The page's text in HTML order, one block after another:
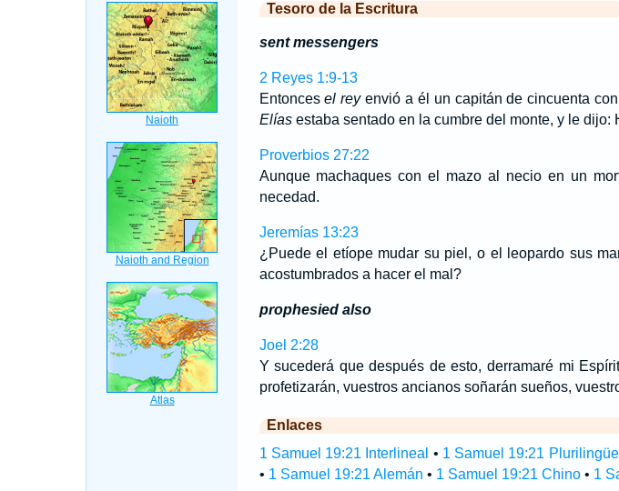
Tesoro de la Escritura
sent messengers
2 Reyes 1:9-13
Entoncesel reyenvió a él un capitán de cincuenta
Elíasestaba sentado en la cumbre del monte, y le
Proverbios 27:22
Aunque machaques con el mazo al necio en un
necedad.
Jeremías 13:23
¿Puede el etíope mudar su piel, o el leopardo sus
acostumbrados a hacer el mal?
prophesied also
Joel 2:28
Y sucederá que después de esto, derramaré mi
profetizarán, vuestros ancianos soñarán sueños,
Enlaces
1 Samuel 19:21 Interlineal • 1 Samuel 19:21 Plurilingüe
• 1 Samuel 19:21 Alemán • 1 Samuel 19:21 Chino• 1